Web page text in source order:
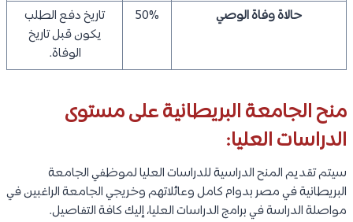
حالاة وفاة الوصي 50%
تاريخ دفع الطلب
يكون قبل تاريخ
الوفاة.
منح الجامعة البريطانية على مستوى
الدراسات العليا:
سيتم تقديم المنح الدراسية للدراسات العليا لموظفي الجامعة
البريطانية في مصر بدوام كامل وعائلاتهم وخريجي الجامعة الراغبين في
مواصلة الدراسة في برامج الدراسات العليا، إليك كافة التفاصيل.